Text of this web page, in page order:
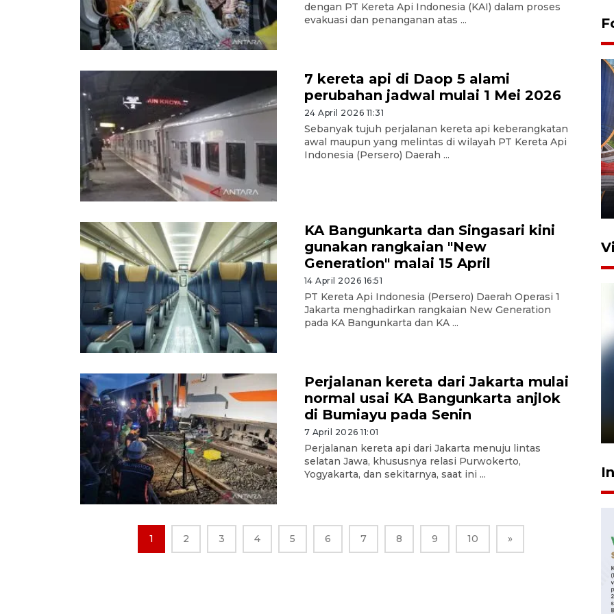
dengan PT Kereta Api Indonesia (KAI) dalam proses
evakuasi dan penanganan atas ...
7 kereta api di Daop 5 alami
perubahan jadwal mulai 1 Mei 2026
24 April 2026 11:31
Sebanyak tujuh perjalanan kereta api keberangkatan
awal maupun yang melintas di wilayah PT Kereta Api
Indonesia (Persero) Daerah ...
KA Bangunkarta dan Singasari kini
gunakan rangkaian "New
Generation" malai 15 April
14 April 2026 16:51
PT Kereta Api Indonesia (Persero) Daerah Operasi 1
Jakarta menghadirkan rangkaian New Generation
pada KA Bangunkarta dan KA ...
Perjalanan kereta dari Jakarta mulai
normal usai KA Bangunkarta anjlok
di Bumiayu pada Senin
7 April 2026 11:01
Perjalanan kereta api dari Jakarta menuju lintas
selatan Jawa, khususnya relasi Purwokerto,
Yogyakarta, dan sekitarnya, saat ini ...
1 2 3 4 5 6 7 8 9 10 »
Komisi V DPR tinjau
Pelanggan Filaha Farm setia
sampai 8 tahan?
1 Juni 2026 05:47